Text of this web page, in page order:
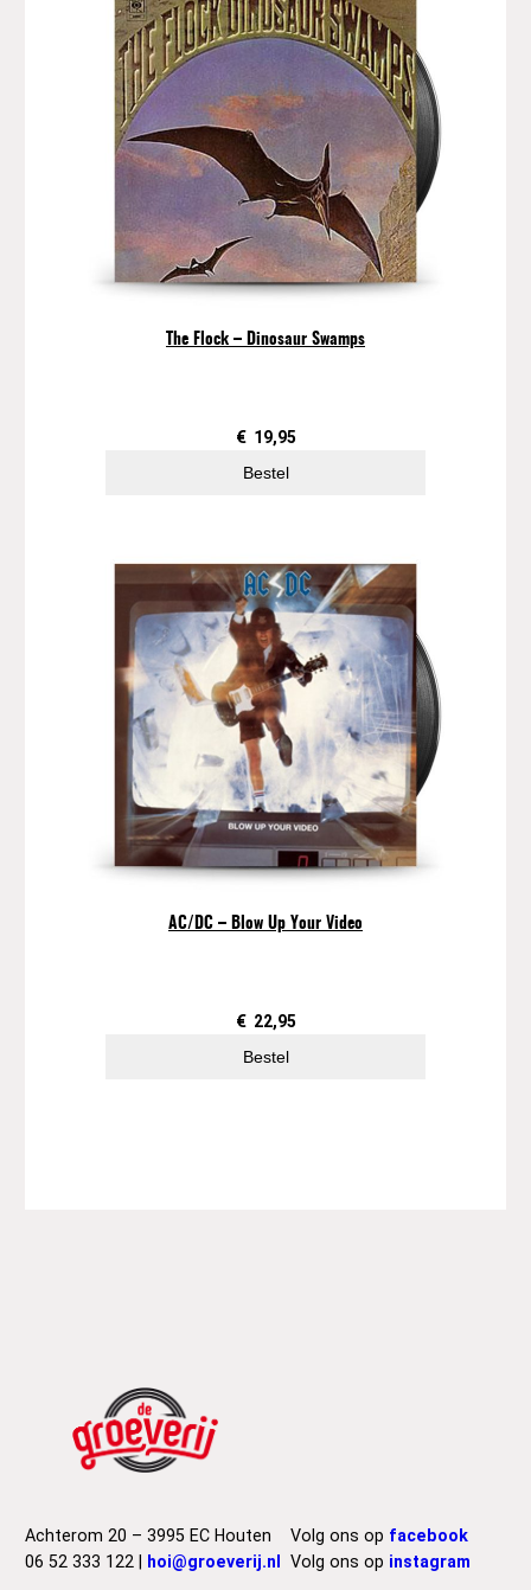
The Flock ‎– Dinosaur Swamps
€ 19,95
Bestel
AC/DC – Blow Up Your Video
€ 22,95
Bestel
Achterom 20 – 3995 EC Houten
06 52 333 122 |
hoi@groeverij.nl
Volg ons op facebook
Volg ons op instagram